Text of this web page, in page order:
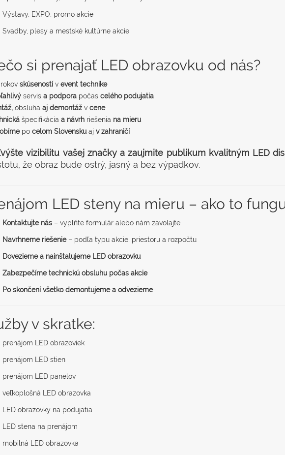
Výstavy, EXPO, promo akcie
Svadby, plesy a mestské kultúrne akcie
si prenajať LED obrazovku od nás?
rokov skúseností v event technike
servis a podpora počas celého podujatia
obsluha aj demontáž v cene
špecifikácia a návrh riešenia na mieru
po celom Slovensku aj v zahraničí
vizibilitu vašej značky a zaujmite publikum kvalitným LED
že obraz bude ostrý, jasný a bez výpadkov.
LED steny na mieru – ako to
Kontaktujte nás – vyplňte formulár alebo nám zavolajte
Navrhneme riešenie– podľa typu akcie, priestoru a rozpočtu
Dovezieme a nainštalujeme LED obrazovku
Zabezpečíme technickú obsluhu počas akcie
Po skončení všetko demontujeme a odvezieme
v skratke:
prenájom LED obrazoviek
prenájom LED stien
prenájom LED panelov
veľkoplošná LED obrazovka
LED obrazovky na podujatia
LED stena na prenájom
mobilná LED obrazovka